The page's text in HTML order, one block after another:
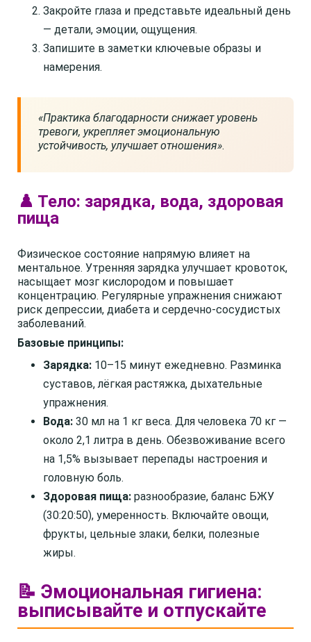
Закройте глаза и представьте идеальный день
— детали, эмоции, ощущения.
Запишите в заметки ключевые образы и
намерения.
«Практика благодарности снижает уровень
тревоги, укрепляет эмоциональную
устойчивость, улучшает отношения».
♟️ Тело: зарядка, вода, здоровая
пища
Физическое состояние напрямую влияет на
ментальное. Утренняя зарядка улучшает кровоток,
насыщает мозг кислородом и повышает
концентрацию. Регулярные упражнения снижают
риск депрессии, диабета и сердечно-сосудистых
заболеваний.
Базовые принципы:
Зарядка: 10–15 минут ежедневно. Разминка
суставов, лёгкая растяжка, дыхательные
упражнения.
Вода: 30 мл на 1 кг веса. Для человека 70 кг —
около 2,1 литра в день. Обезвоживание всего
на 1,5% вызывает перепады настроения и
головную боль.
Здоровая пища: разнообразие, баланс БЖУ
(30:20:50), умеренность. Включайте овощи,
фрукты, цельные злаки, белки, полезные
жиры.
📝 Эмоциональная гигиена:
выписывайте и отпускайте